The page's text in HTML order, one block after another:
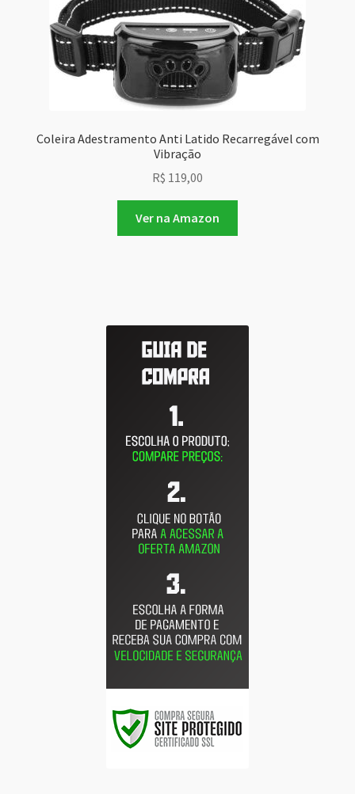
Coleira Adestramento Anti Latido Recarregável com
Vibração
R$ 119,00
Ver na Amazon